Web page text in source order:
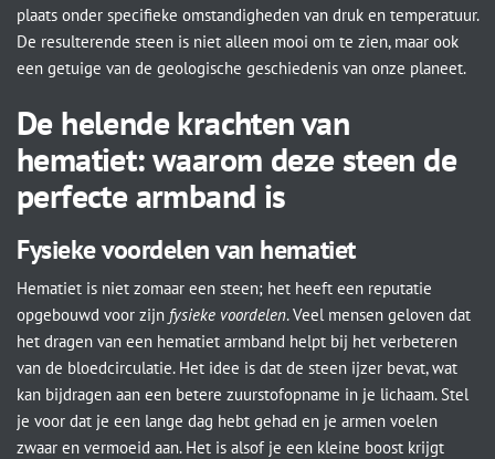
plaats onder specifieke omstandigheden van druk en temperatuur.
De resulterende steen is niet alleen mooi om te zien, maar ook
een getuige van de geologische geschiedenis van onze planeet.
De helende krachten van
hematiet: waarom deze steen de
perfecte armband is
Fysieke voordelen van hematiet
Hematiet is niet zomaar een steen; het heeft een reputatie
opgebouwd voor zijn fysieke voordelen. Veel mensen geloven dat
het dragen van een hematiet armband helpt bij het verbeteren
van de bloedcirculatie. Het idee is dat de steen ijzer bevat, wat
kan bijdragen aan een betere zuurstofopname in je lichaam. Stel
je voor dat je een lange dag hebt gehad en je armen voelen
zwaar en vermoeid aan. Het is alsof je een kleine boost krijgt